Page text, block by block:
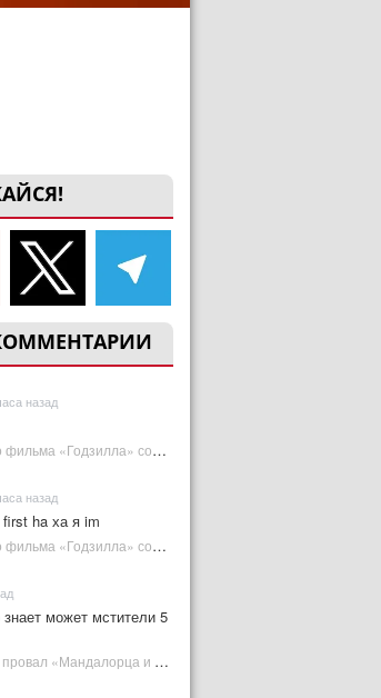
назад
Премьера нового фильма «Годзилла» состоится за месяц до выхода — студия уверена в качестве | Plugged In Ru
назад
ha ха я im
Премьера нового фильма «Годзилла» состоится за месяц до выхода — студия уверена в качестве | Plugged In Ru
может мстители 5
Disney признали провал «Мандалорца и Грогу» и еще одной новинки | Plugged In Ru